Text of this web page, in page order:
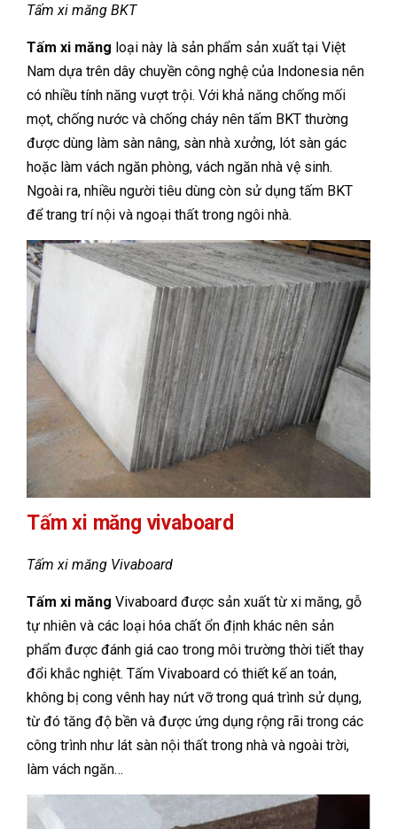
Tấm xi măng BKT
Tấm xi măng loại này là sản phẩm sản xuất tại Việt
Nam dựa trên dây chuyền công nghệ của Indonesia nên
có nhiều tính năng vượt trội. Với khả năng chống mối
mọt, chống nước và chống cháy nên tấm BKT thường
được dùng làm sàn nâng, sàn nhà xưởng, lót sàn gác
hoặc làm vách ngăn phòng, vách ngăn nhà vệ sinh.
Ngoài ra, nhiều người tiêu dùng còn sử dụng tấm BKT
để trang trí nội và ngoại thất trong ngôi nhà.
Tấm xi măng vivaboard
Tấm xi măng Vivaboard
Tấm xi măng Vivaboard được sản xuất từ xi măng, gỗ
tự nhiên và các loại hóa chất ổn định khác nên sản
phẩm được đánh giá cao trong môi trường thời tiết thay
đổi khắc nghiệt. Tấm Vivaboard có thiết kế an toán,
không bị cong vênh hay nứt vỡ trong quá trình sử dụng,
từ đó tăng độ bền và được ứng dụng rộng rãi trong các
công trình như lát sàn nội thất trong nhà và ngoài trời,
làm vách ngăn…